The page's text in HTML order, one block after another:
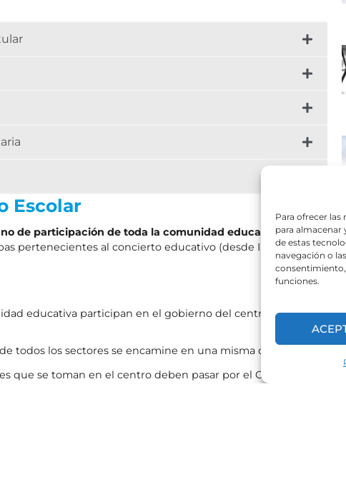
Para ofrecer
para almacenar
de estas
navegación o
funciones.
Escolar
de participación de toda la comunidad educativa. Sus
pertenecientes al concierto educativo (desde Infantil
educativa participan en el gobierno del centro a través
todos los sectores se encamine en una misma dirección.
que se toman en el centro deben pasar por el Consejo